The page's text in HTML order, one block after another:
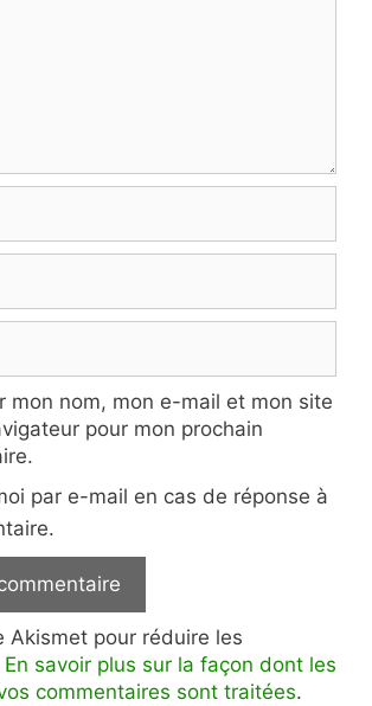
mon nom, mon e-mail et mon site
pour mon prochain
par e-mail en cas de réponse à
Akismet pour réduire les
En savoir plus sur la façon dont les
commentaires sont traitées.